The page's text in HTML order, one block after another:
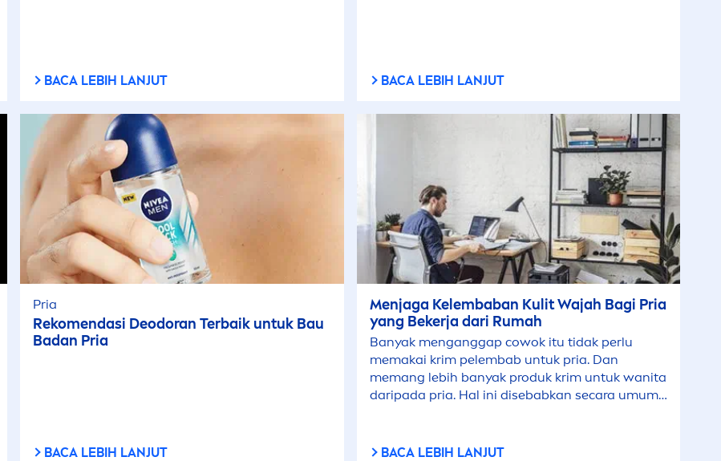
BACA LEBIH LANJUT BACA LEBIH LANJUT
Pria
Rekomendasi Deodoran Terbaik untuk Bau
Badan Pria
BACA LEBIH LANJUT
Menjaga Kelembaban Kulit Wajah Bagi Pria
yang Bekerja dari Rumah
Banyak menganggap cowok itu tidak perlu
memakai krim pelembab untuk pria. Dan
memang lebih banyak produk krim untuk wanita
daripada pria. Hal ini disebabkan secara umum
BACA LEBIH LANJUT